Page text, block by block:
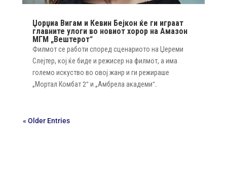
Џорџиа Вигам и Кевин Бејкон ќе ги играат
главните улоги во новиот хорор на Амазон
МГМ „Вештерот“
Филмот се работи според сценариото на Џереми
Слејтер, кој ќе биде и режисер на филмот, а има
големо искуство во овој жанр и ги режираше
„Мортал Комбат 2“ и „Амбрела академи“.
« Older Entries